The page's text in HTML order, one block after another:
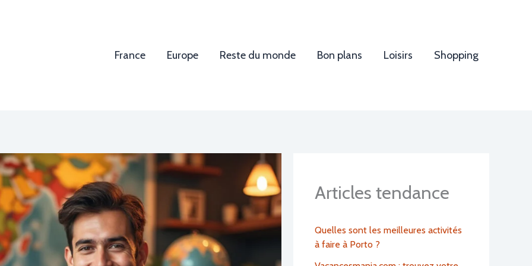
France
Europe Reste du monde Bon plans Loisirs Shopping
Articles tendance
Quelles sont les meilleures activités
à faire à Porto ?